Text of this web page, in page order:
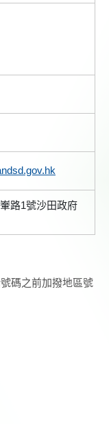
路1號沙田政府
碼之前加撥地區號